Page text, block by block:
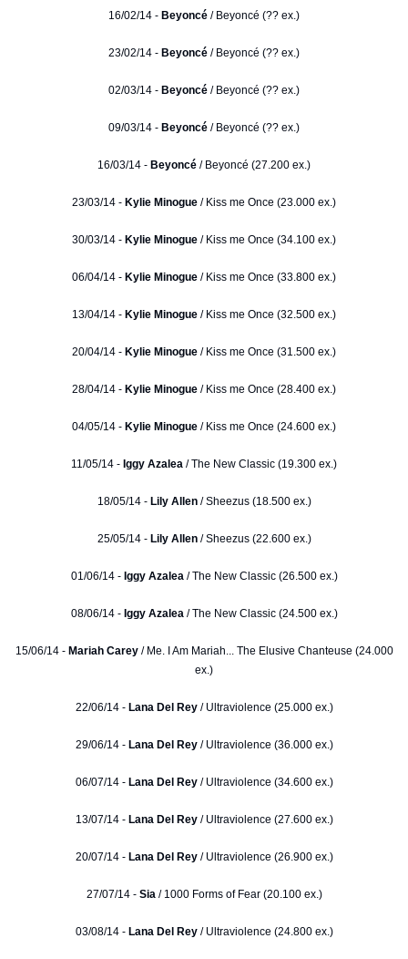
16/02/14 - Beyoncé / Beyoncé (?? ex.)
23/02/14 - Beyoncé / Beyoncé (?? ex.)
02/03/14 - Beyoncé / Beyoncé (?? ex.)
09/03/14 - Beyoncé / Beyoncé (?? ex.)
16/03/14 - Beyoncé / Beyoncé (27.200 ex.)
23/03/14 - Kylie Minogue / Kiss me Once (23.000 ex.)
30/03/14 - Kylie Minogue / Kiss me Once (34.100 ex.)
06/04/14 - Kylie Minogue / Kiss me Once (33.800 ex.)
13/04/14 - Kylie Minogue / Kiss me Once (32.500 ex.)
20/04/14 - Kylie Minogue / Kiss me Once (31.500 ex.)
28/04/14 - Kylie Minogue / Kiss me Once (28.400 ex.)
04/05/14 - Kylie Minogue / Kiss me Once (24.600 ex.)
11/05/14 - Iggy Azalea / The New Classic (19.300 ex.)
18/05/14 - Lily Allen/ Sheezus (18.500 ex.)
25/05/14 - Lily Allen/ Sheezus (22.600 ex.)
01/06/14 - Iggy Azalea/ The New Classic (26.500 ex.)
08/06/14 - Iggy Azalea/ The New Classic (24.500 ex.)
15/06/14 - Mariah Carey/ Me. I Am Mariah... The Elusive Chanteuse (24.000
ex.)
22/06/14 - Lana Del Rey/ Ultraviolence (25.000 ex.)
29/06/14 - Lana Del Rey / Ultraviolence (36.000 ex.)
06/07/14 - Lana Del Rey/ Ultraviolence (34.600 ex.)
13/07/14 -Lana Del Rey / Ultraviolence (27.600 ex.)
20/07/14 -Lana Del Rey/ Ultraviolence (26.900 ex.)
27/07/14 - Sia / 1000 Forms of Fear (20.100 ex.)
03/08/14 - Lana Del Rey / Ultraviolence (24.800 ex.)